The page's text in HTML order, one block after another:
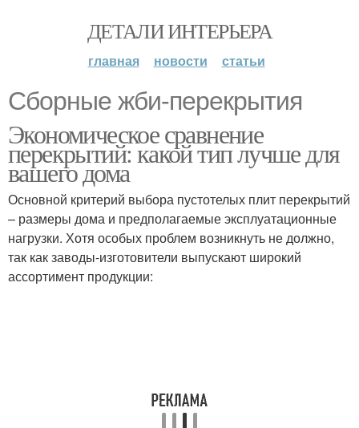
ДЕТАЛИ ИНТЕРЬЕРА
главная новости статьи
Сборные жби-перекрытия
Экономическое сравнение
перекрытий: какой тип лучше для
вашего дома
Основной критерий выбора пустотелых плит перекрытий
– размеры дома и предполагаемые эксплуатационные
нагрузки. Хотя особых проблем возникнуть не должно,
так как заводы-изготовители выпускают широкий
ассортимент продукции: